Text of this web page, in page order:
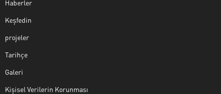
Haberler
Keşfedin
projeler
Tarihçe
Galeri
Kişisel Verilerin Korunması